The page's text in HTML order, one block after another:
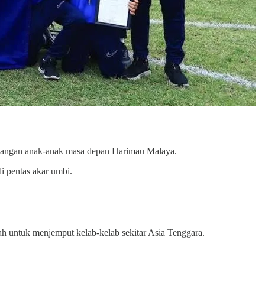
anak-anak masa depan Harimau Malaya.
pentas akar umbi.
untuk menjemput kelab-kelab sekitar Asia Tenggara.